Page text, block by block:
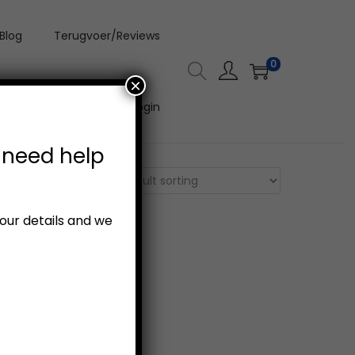
Terugvoer/Reviews
Aanlyn Video Kursus Login
0
help
details and we
×